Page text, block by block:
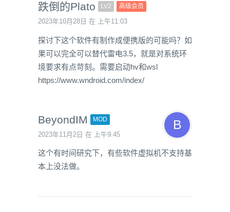
跌倒的Plato LV2 高级会员
2023年10月28日 在 上午11:03
探讨下这个软件有制作成便携版的可能吗？如
果可以完全可以替代雷电3.5，就是对系统环
境要求有点苛刻。需要启动hv和wsl
https://www.wndroid.com/index/
BeyondIM MOD
2023年11月2日 在 上午9:45
这个有时间研究下，有些软件虚拟机不支持基
本上没法做。